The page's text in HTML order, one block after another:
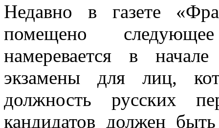
Недавно в газете
помещено
намеревается в
экзамены для лиц,
должность русских
кандидатов должен